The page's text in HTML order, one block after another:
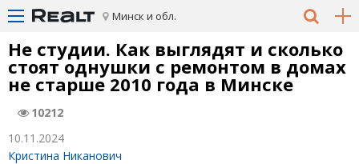
Минск и обл.
Не студии. Как выглядят и сколько
стоят однушки с ремонтом в домах
не старше 2010 года в Минске
10212
10.11.2024
Кристина Никанович